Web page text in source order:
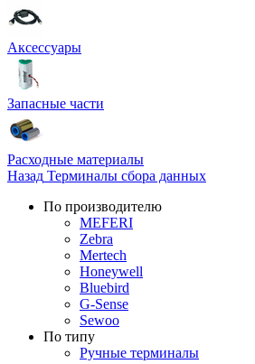
Аксессуары
Запасные части
Расходные материалы
Назад Терминалы сбора данных
По производителю
MEFERI
Zebra
Mertech
Honeywell
Bluebird
G-Sense
Sewoo
По типу
Ручные терминалы